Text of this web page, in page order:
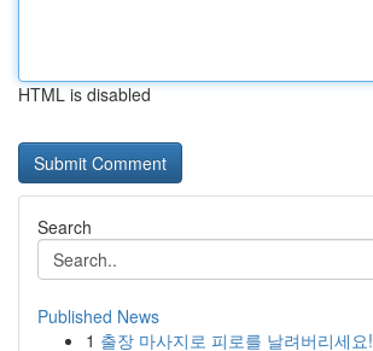
HTML is disabled
Search
Published News
1 출장 마사지로 피로를 날려버리세요!